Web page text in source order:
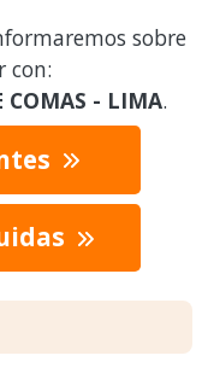
sobre
con:
COMAS - LIMA.